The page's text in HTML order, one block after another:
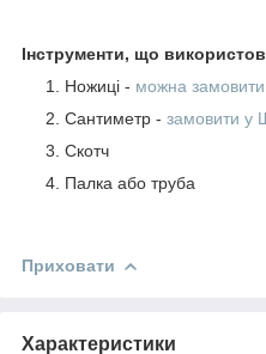
Інструменти, що
Ножиці - можна замовити
Сантиметр - замовити у
Скотч
Палка або труба
Приховати
Характеристики